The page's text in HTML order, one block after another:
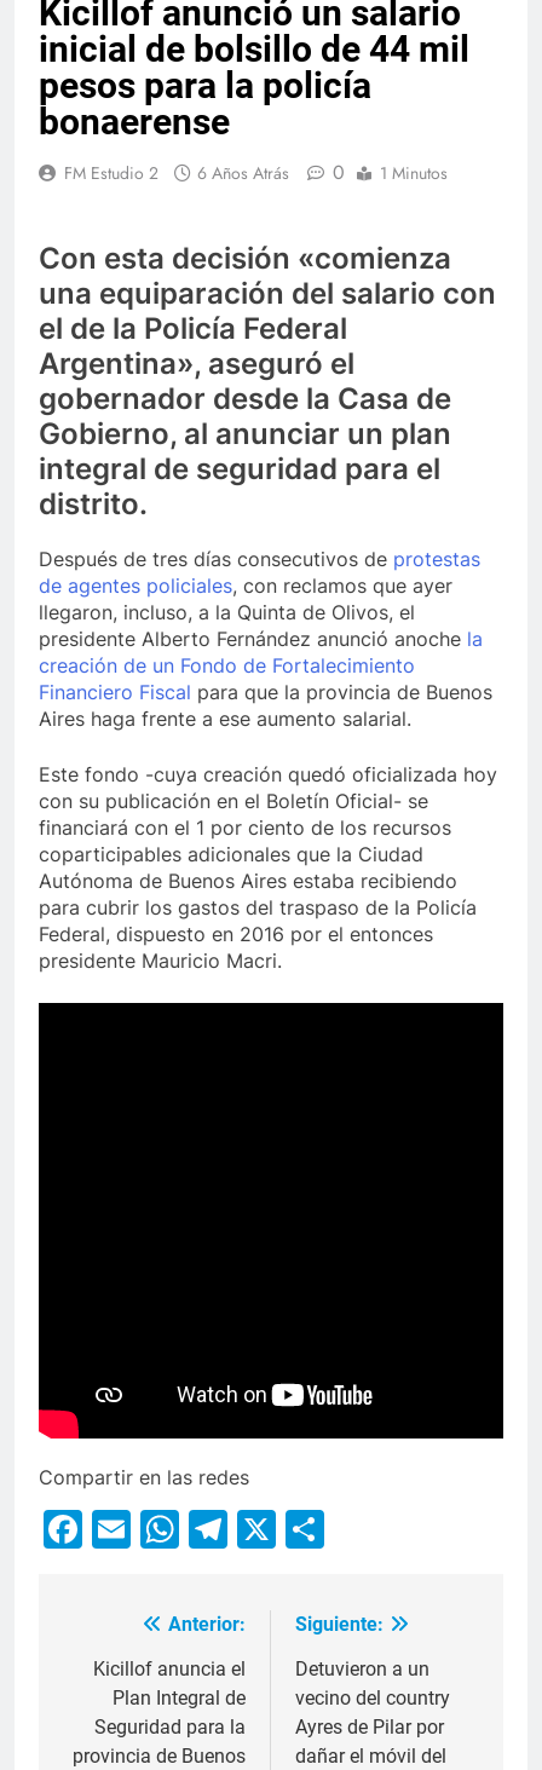
Kicillof anunció un salario
inicial de bolsillo de 44 mil
pesos para la policía
bonaerense
FM Estudio 2 6 Años Atrás 0 1 Minutos
Con esta decisión «comienza
una equiparación del salario con
el de la Policía Federal
Argentina», aseguró el
gobernador desde la Casa de
Gobierno, al anunciar un plan
integral de seguridad para el
distrito.
Después de tres días consecutivos de protestas
de agentes policiales, con reclamos que ayer
llegaron, incluso, a la Quinta de Olivos, el
presidente Alberto Fernández anunció anoche la
creación de un Fondo de Fortalecimiento
Financiero Fiscal para que la provincia de Buenos
Aires haga frente a ese aumento salarial.
Este fondo -cuya creación quedó oficializada hoy
con su publicación en el Boletín Oficial- se
financiará con el 1 por ciento de los recursos
coparticipables adicionales que la Ciudad
Autónoma de Buenos Aires estaba recibiendo
para cubrir los gastos del traspaso de la Policía
Federal, dispuesto en 2016 por el entonces
presidente Mauricio Macri.
Compartir en las redes
Facebook
EmailWhatsApp
Telegram
X
Anterior:
Kicillof anuncia el
Plan Integral de
Seguridad para la
provincia de Buenos
Siguiente:
Detuvieron a un
vecino del country
Ayres de Pilar por
dañar el móvil del